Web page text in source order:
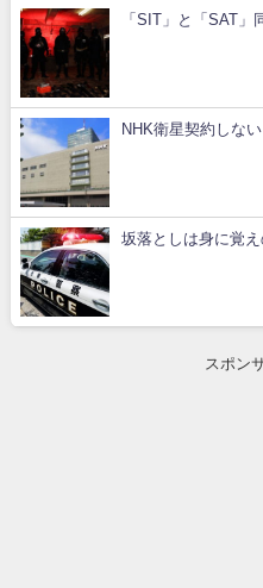
「SIT」と「SAT
NHK衛星契約しな
坂落としは身に覚
スポン